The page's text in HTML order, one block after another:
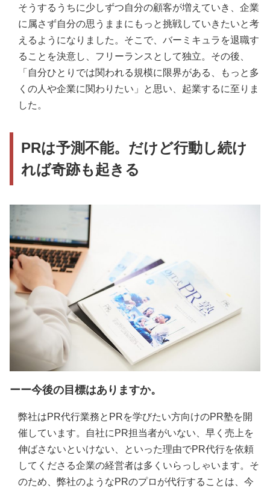
そうするうちに少しずつ自分の顧客が増えていき、企業
に属さず自分の思うままにもっと挑戦していきたいと考
えるようになりました。そこで、バーミキュラを退職す
ることを決意し、フリーランスとして独立。その後、
「自分ひとりでは関われる規模に限界がある、もっと多
くの人や企業に関わりたい」と思い、起業するに至りま
した。
PRは予測不能。だけど行動し続け
れば奇跡も起きる
ーー今後の目標はありますか。
弊社はPR代行業務とPRを学びたい方向けのPR塾を開
催しています。自社にPR担当者がいない、早く売上を
伸ばさないといけない、といった理由でPR代行を依頼
してくださる企業の経営者は多くいらっしゃいます。そ
のため、弊社のようなPRのプロが代行することは、今